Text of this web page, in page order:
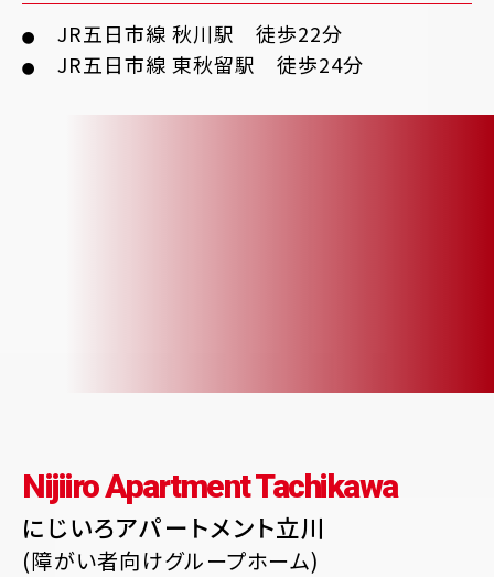
● JR五日市線 秋川駅 徒歩22分
● JR五日市線 東秋留駅 徒歩24分
Nijiiro Apartment Tachikawa
にじいろアパートメント立川
(障がい者向けグループホーム)